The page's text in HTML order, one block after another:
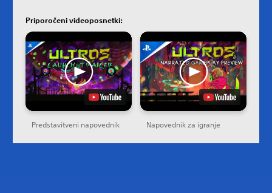
Priporočeni videoposnetki:
Predstavitveni napovednik Napovednik za igranje